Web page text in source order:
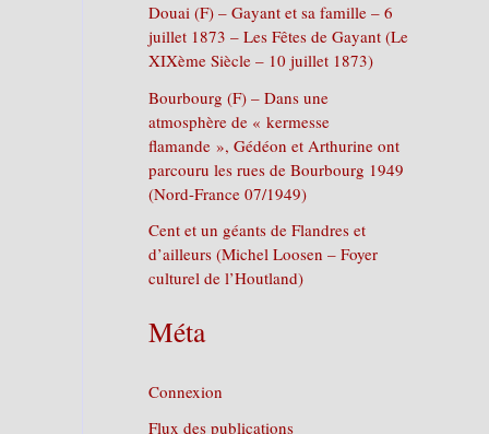
Douai (F) – Gayant et sa famille – 6
juillet 1873 – Les Fêtes de Gayant (Le
XIXème Siècle – 10 juillet 1873)
Bourbourg (F) – Dans une
atmosphère de « kermesse
flamande », Gédéon et Arthurine ont
parcouru les rues de Bourbourg 1949
(Nord-France 07/1949)
Cent et un géants de Flandres et
d’ailleurs (Michel Loosen – Foyer
culturel de l’Houtland)
Méta
Connexion
Flux des publications